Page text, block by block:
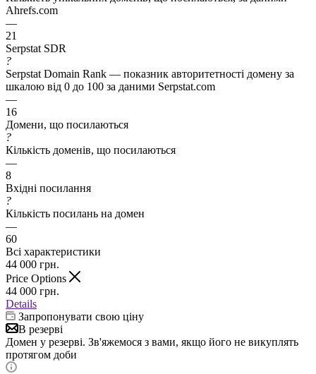
Ahrefs.com
—
21
Serpstat SDR
?
Serpstat Domain Rank — показник авторитетності домену за
шкалою від 0 до 100 за даними Serpstat.com
—
16
Домени, що посилаються
?
Кількість доменів, що посилаються
—
8
Вхідні посилання
?
Кількість посилань на домен
—
60
Всі характеристики
44 000 грн.
Price Options
44 000 грн.
Details
Запропонувати свою ціну
В резерві
Домен у резерві. Зв'яжемося з вами, якщо його не викуплять
протягом доби